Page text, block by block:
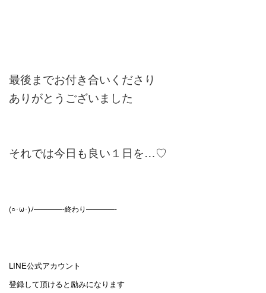
最後までお付き合いくださり
ありがとうございました
それでは今日も良い１日を…♡
(○･ω･)ﾉ————-終わり————-
LINE公式アカウント
登録して頂けると励みになります